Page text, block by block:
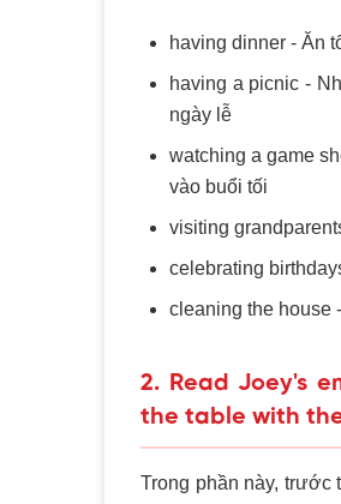
having dinner - Ăn
having a picnic -
ngày lễ
watching a game
vào buổi tối
visiting
celebrating
cleaning the house
2. Read Joey's
the table with
Trong phần này, trước